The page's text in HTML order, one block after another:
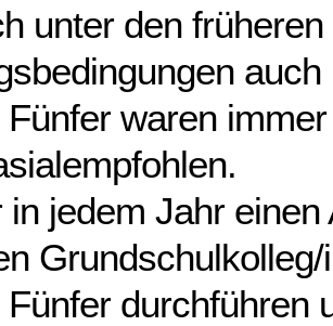
unter den früheren
Fünfer waren immer
in jedem Jahr
Fünfer durchführen